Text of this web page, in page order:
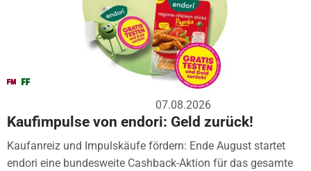
07.08.2026
Kaufimpulse von endori: Geld zurück!
Kaufanreiz und Impulskäufe fördern: Ende August startet
endori eine bundesweite Cashback-Aktion für das gesamte